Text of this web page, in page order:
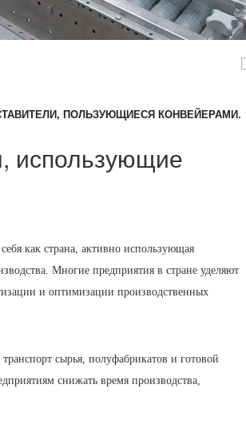
ПОЛЬЗУЮЩИЕСЯ КОНВЕЙЕРАМИ.
использующие
как страна, активно использующая
Многие предприятия в стране уделяют
и оптимизации производственных
сырья, полуфабрикатов и готовой
снижать время производства,